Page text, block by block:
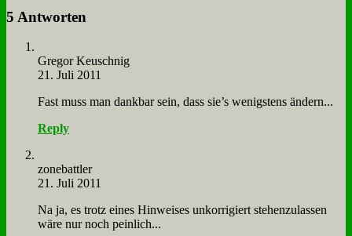
5 Antworten
Gre­gor Keu­sch­nig
21. Juli 2011
Fast muss man dank­bar sein, dass sie’s we­nig­stens än­dern...
Reply
zone­batt­ler
21. Juli 2011
Na ja, es trotz ei­nes Hin­wei­ses un­kor­ri­giert ste­hen­zu­las­sen
wä­re nur noch pein­lich...